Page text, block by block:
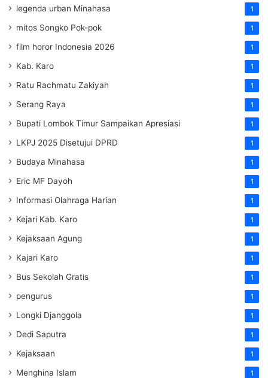
legenda urban Minahasa 1
mitos Songko Pok-pok 1
film horor Indonesia 2026 1
Kab. Karo 1
Ratu Rachmatu Zakiyah 1
Serang Raya 1
Bupati Lombok Timur Sampaikan Apresiasi 1
LKPJ 2025 Disetujui DPRD 1
Budaya Minahasa 1
Eric MF Dayoh 1
Informasi Olahraga Harian 1
Kejari Kab. Karo 1
Kejaksaan Agung 1
Kajari Karo 1
Bus Sekolah Gratis 1
pengurus 1
Longki Djanggola 1
Dedi Saputra 1
Kejaksaan 1
Menghina Islam 1